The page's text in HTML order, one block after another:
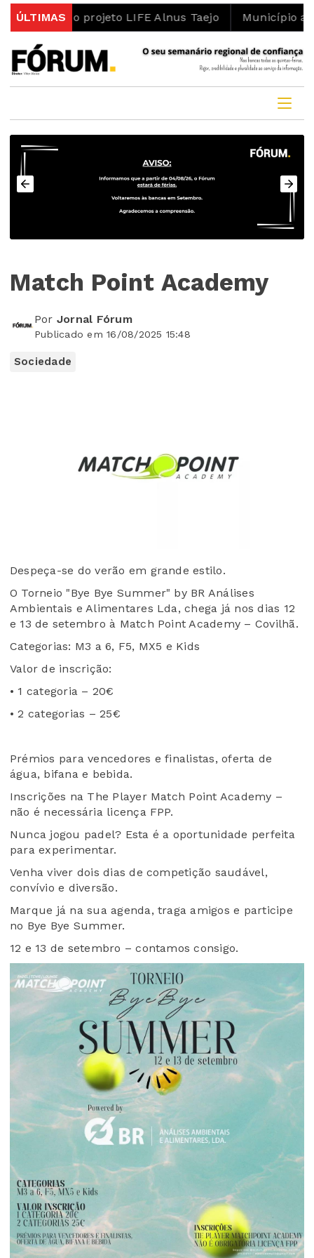
ÚLTIMAS
do projeto LIFE Alnus Taejo Município abre
Match Point Academy
Por Jornal Fórum
Publicado em 16/08/2025 15:48
Sociedade
Despeça-se do verão em grande estilo.
O Torneio "Bye Bye Summer" by BR Análises
Ambientais e Alimentares Lda, chega já nos dias 12
e 13 de setembro à Match Point Academy – Covilhã.
Categorias: M3 a 6, F5, MX5 e Kids
Valor de inscrição:
• 1 categoria – 20€
• 2 categorias – 25€
Prémios para vencedores e finalistas, oferta de
água, bifana e bebida.
Inscrições na The Player Match Point Academy –
não é necessária licença FPP.
Nunca jogou padel? Esta é a oportunidade perfeita
para experimentar.
Venha viver dois dias de competição saudável,
convívio e diversão.
Marque já na sua agenda, traga amigos e participe
no Bye Bye Summer.
12 e 13 de setembro – contamos consigo.